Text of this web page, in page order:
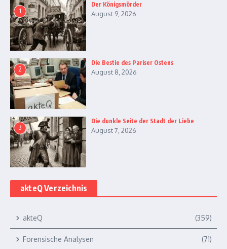
1
Der Königsmörder
August 9, 2026
2
Die Bestie des Pariser Ostens
August 8, 2026
3
Die dunkle Seite der Stadt der Liebe
August 7, 2026
akteQ Verzeichnis
akteQ (359)
Forensische Analysen (71)